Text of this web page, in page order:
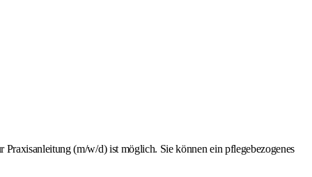
(m/w/d) ist möglich. Sie können ein pflegebezogenes